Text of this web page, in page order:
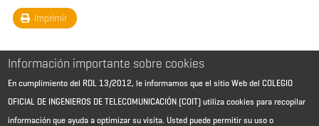
Imprimir
Información importante sobre cookies
En cumplimiento del RDL 13/2012, le informamos que el sitio Web del COLEGIO
OFICIAL DE INGENIEROS DE TELECOMUNICACIÓN (COIT) utiliza cookies para recopilar
información que ayuda a optimizar su visita. Usted puede permitir su uso o